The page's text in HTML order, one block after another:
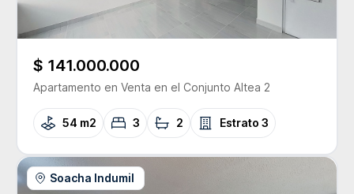
$ 141.000.000
Apartamento en Venta en el Conjunto Altea 2
54 m2 3 2 Estrato 3
Soacha Indumil